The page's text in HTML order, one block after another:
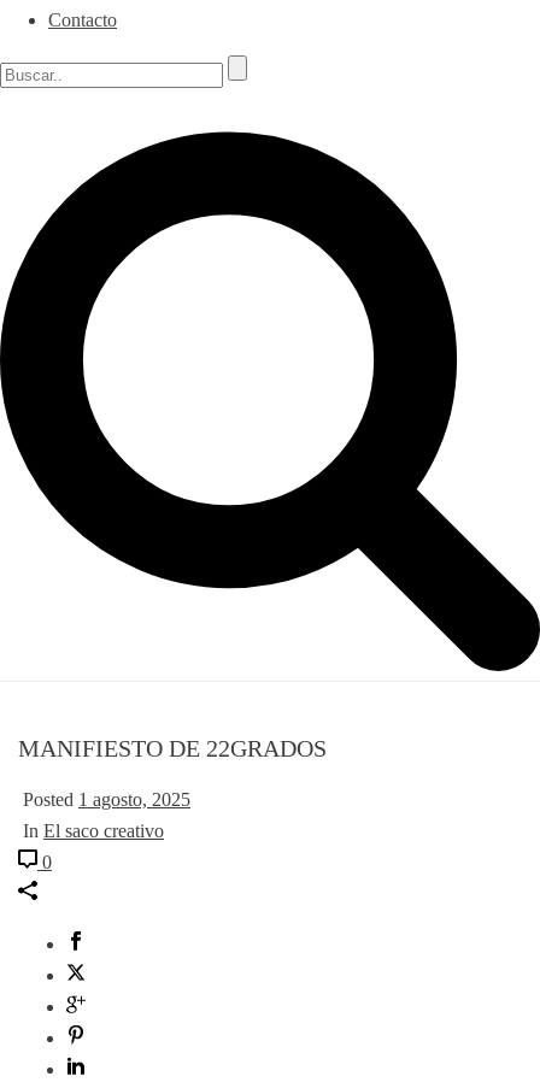
Contacto
MANIFIESTO DE 22GRADOS
Posted 1 agosto, 2025
In El saco creativo
0